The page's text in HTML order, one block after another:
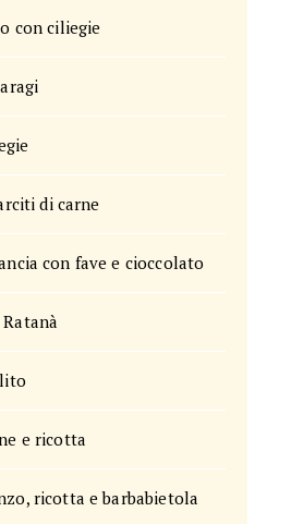
con ciliegie
di carne
con fave e cioccolato
e ricotta
ricotta e barbabietola